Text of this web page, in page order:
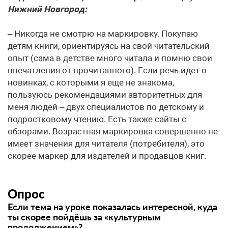
Нижний Новгород:
– Никогда не смотрю на маркировку. Покупаю
детям книги, ориентируясь на свой читательский
опыт (сама в детстве много читала и помню свои
впечатления от прочитанного). Если речь идет о
новинках, с которыми я еще не знакома,
пользуюсь рекомендациями авторитетных для
меня людей – двух специалистов по детскому и
подростковому чтению. Есть также сайты с
обзорами. Возрастная маркировка совершенно не
имеет значения для читателя (потребителя), это
скорее маркер для издателей и продавцов книг.
Опрос
Если тема на уроке показалась интересной, куда
ты скорее пойдёшь за «культурным